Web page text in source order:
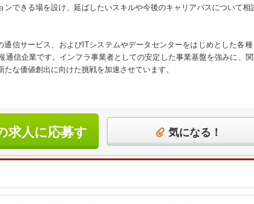
ンできる場を設け、延ばしたいスキルや今後のキャリアパスについて相
通信サービス、およびITシステムやデータセンターをはじめとした各
通信企業です。インフラ事業者としての安定した事業基盤を強みに、
な価値創出に向けた挑戦を加速させています。
求人に応募す
る
気になる！